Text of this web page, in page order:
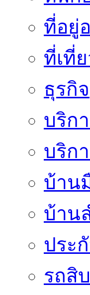
ที่อยู่
ที่เที่
ธุรกิจ
บริก
บริก
บ้าน
บ้าน
ประ
รถสิ